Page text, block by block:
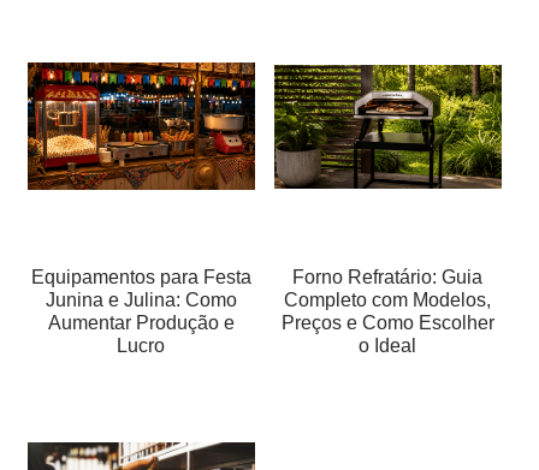
Equipamentos para Festa
Junina e Julina: Como
Aumentar Produção e
Lucro
Forno Refratário: Guia
Completo com Modelos,
Preços e Como Escolher
o Ideal